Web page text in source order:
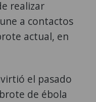
realizar
a contactos
actual, en
el pasado
de ébola